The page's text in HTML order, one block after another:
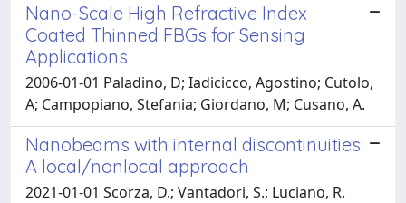
Nano-Scale High Refractive Index
Coated Thinned FBGs for Sensing
Applications
2006-01-01 Paladino, D; Iadicicco, Agostino; Cutolo,
A; Campopiano, Stefania; Giordano, M; Cusano, A.
Nanobeams with internal discontinuities:
A local/nonlocal approach
2021-01-01 Scorza, D.; Vantadori, S.; Luciano, R.